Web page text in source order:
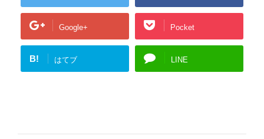
Google+ Pocket
B! はてブ LINE